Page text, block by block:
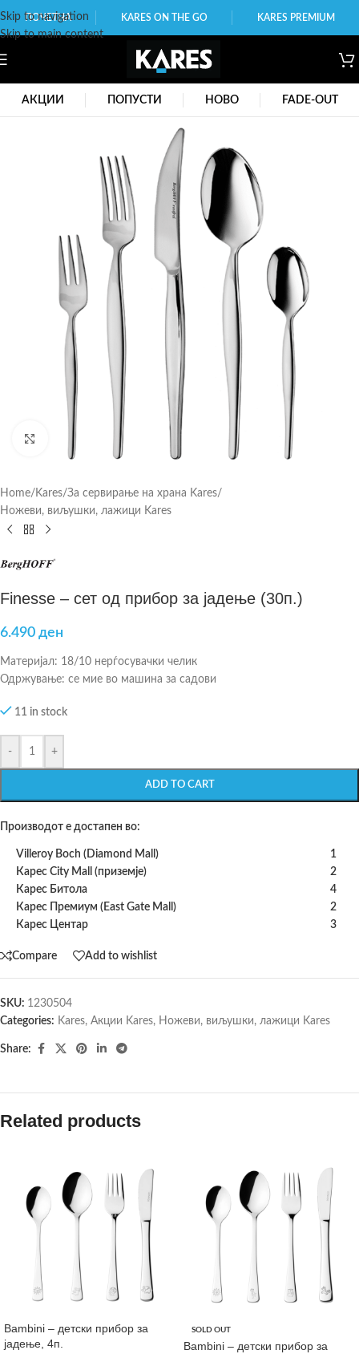
Skip to navigation
Skip to main content
ПОЧЕТНА KARES ON THE GO KARES PREMIUM
АКЦИИ ПОПУСТИ НОВО FADE-OUT
Click to enlarge
Home/ Kares/За сервирање на храна Kares/
Ножеви, виљушки, лажици Kares
Finesse – сет од прибор за јадење (30п.)
6.490 ден
Материјал: 18/10 нерѓосувачки челик
Одржување: се мие во машина за садови
11 in stock
- +
ADD TO CART
Производот е достапен во:
Villeroy Boch (Diamond Mall)
1
Карес City Mall (приземје)
2
Карес Битола
4
Карес Премиум (East Gate Mall)
2
Карес Центар
3
Compare Add to wishlist
SKU: 1230504
Categories: Kares, Акции Kares, Ножеви, виљушки, лажици Kares
Share:
Related products
Bambini – детски прибор за
јадење, 4п.
SOLD OUT
Bambini – детски прибор за